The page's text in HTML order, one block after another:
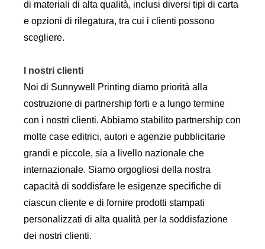
di materiali di alta qualità, inclusi diversi tipi di carta
e opzioni di rilegatura, tra cui i clienti possono
scegliere.
I nostri clienti
Noi di Sunnywell Printing diamo priorità alla
costruzione di partnership forti e a lungo termine
con i nostri clienti. Abbiamo stabilito partnership con
molte case editrici, autori e agenzie pubblicitarie
grandi e piccole, sia a livello nazionale che
internazionale. Siamo orgogliosi della nostra
capacità di soddisfare le esigenze specifiche di
ciascun cliente e di fornire prodotti stampati
personalizzati di alta qualità per la soddisfazione
dei nostri clienti.